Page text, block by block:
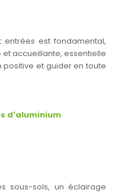
est fondamental,
accueillante, essentielle
et guider en toute
d'aluminium
sous-sols, un éclairage